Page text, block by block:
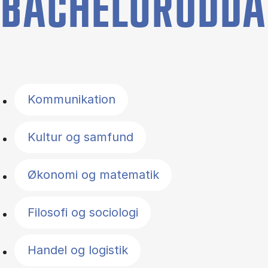
Kommunikation
Kultur og samfund
Økonomi og matematik
Filosofi og sociologi
Handel og logistik